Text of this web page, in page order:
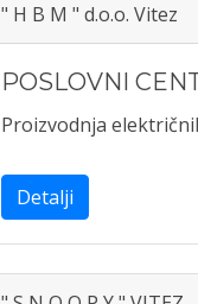
" H B M " d.o.o. Vitez
POSLOVNI
Proizvodnja
Detalji